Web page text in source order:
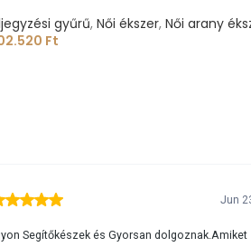
gyűrű, Női ékszer, Női arany
Ft